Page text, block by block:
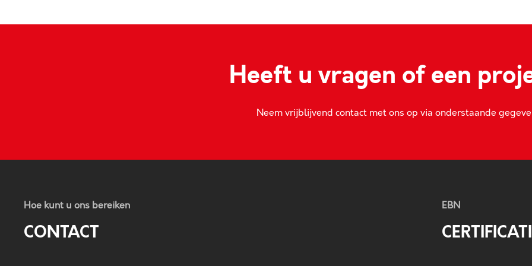
Heeft u vragen of een
Neem vrijblijvend contact met ons op via onderstaande
Hoe kunt u ons bereiken
CONTACT
EBN